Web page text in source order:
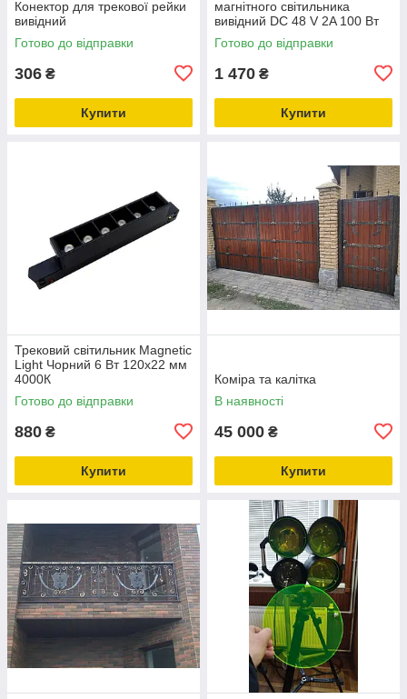
Конектор для трекової рейки
вивідний
Готово до відправки
306 ₴
Купити
магнітного світильника
вивідний DC 48 V 2A 100 Вт
Готово до відправки
1 470 ₴
Купити
Трековий світильник Маgnetic
Light Чорний 6 Вт 120х22 мм
4000К
Готово до відправки
880 ₴
Купити
Коміра та калітка
В наявності
45 000 ₴
Купити